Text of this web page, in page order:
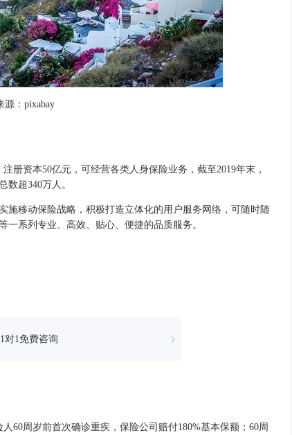
源：pixabay
册资本50亿元，可经营各类人身保险业务，截至2019年末，
数超340万人。
移动保险战略，积极打造立体化的用户服务网络，可随时随
系列专业、高效、贴心、便捷的品质服务。
对1免费咨询
周岁前首次确诊重疾，保险公司赔付180%基本保额；60周